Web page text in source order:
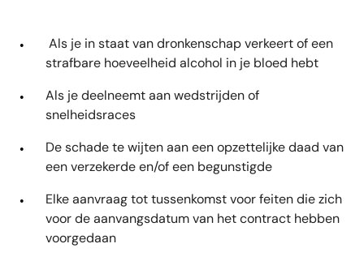
Als je in staat van dronkenschap verkeert of een
strafbare hoeveelheid alcohol in je bloed hebt
Als je deelneemt aan wedstrijden of
snelheidsraces
De schade te wijten aan een opzettelijke daad van
een verzekerde en/of een begunstigde
Elke aanvraag tot tussenkomst voor feiten die zich
voor de aanvangsdatum van het contract hebben
voorgedaan